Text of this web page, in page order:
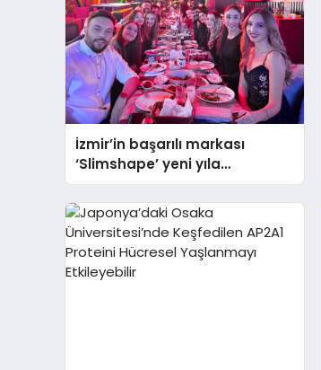
İzmir’in başarılı markası
‘Slimshape’ yeni yıla
müjdelerle girdi!